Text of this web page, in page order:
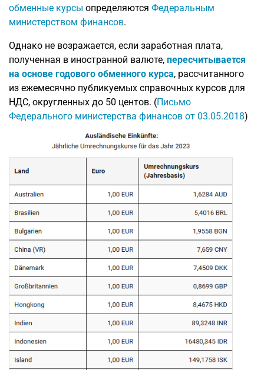
обменные курсы определяются Федеральным
министерством финансов.
Однако не возражается, если заработная плата,
полученная в иностранной валюте, пересчитывается
на основе годового обменного курса, рассчитанного
из ежемесячно публикуемых справочных курсов для
НДС, округленных до 50 центов. (Письмо
Федерального министерства финансов от 03.05.2018)